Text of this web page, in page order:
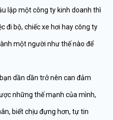
lập một công ty kinh doanh thì
đi bộ, chiếc xe hơi hay công ty
một người như thế nào để
dần dần trở nên can đảm
những thế mạnh của mình,
biết chịu đựng hơn, tự tin